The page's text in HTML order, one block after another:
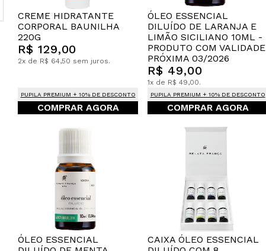
CREME HIDRATANTE
CORPORAL BAUNILHA
220G
R$ 129,00
2x de R$ 64,50 sem juros.
PUPILA PREMIUM + 10% DE DESCONTO
COMPRAR AGORA
ÓLEO ESSENCIAL
DILUÍDO DE LARANJA E
LIMÃO SICILIANO 10ML -
PRODUTO COM VALIDADE
PRÓXIMA 03/2026
R$ 49,00
1x de R$ 49,00.
PUPILA PREMIUM + 10% DE DESCONTO
COMPRAR AGORA
ÓLEO ESSENCIAL
CAIXA ÓLEO ESSENCIAL